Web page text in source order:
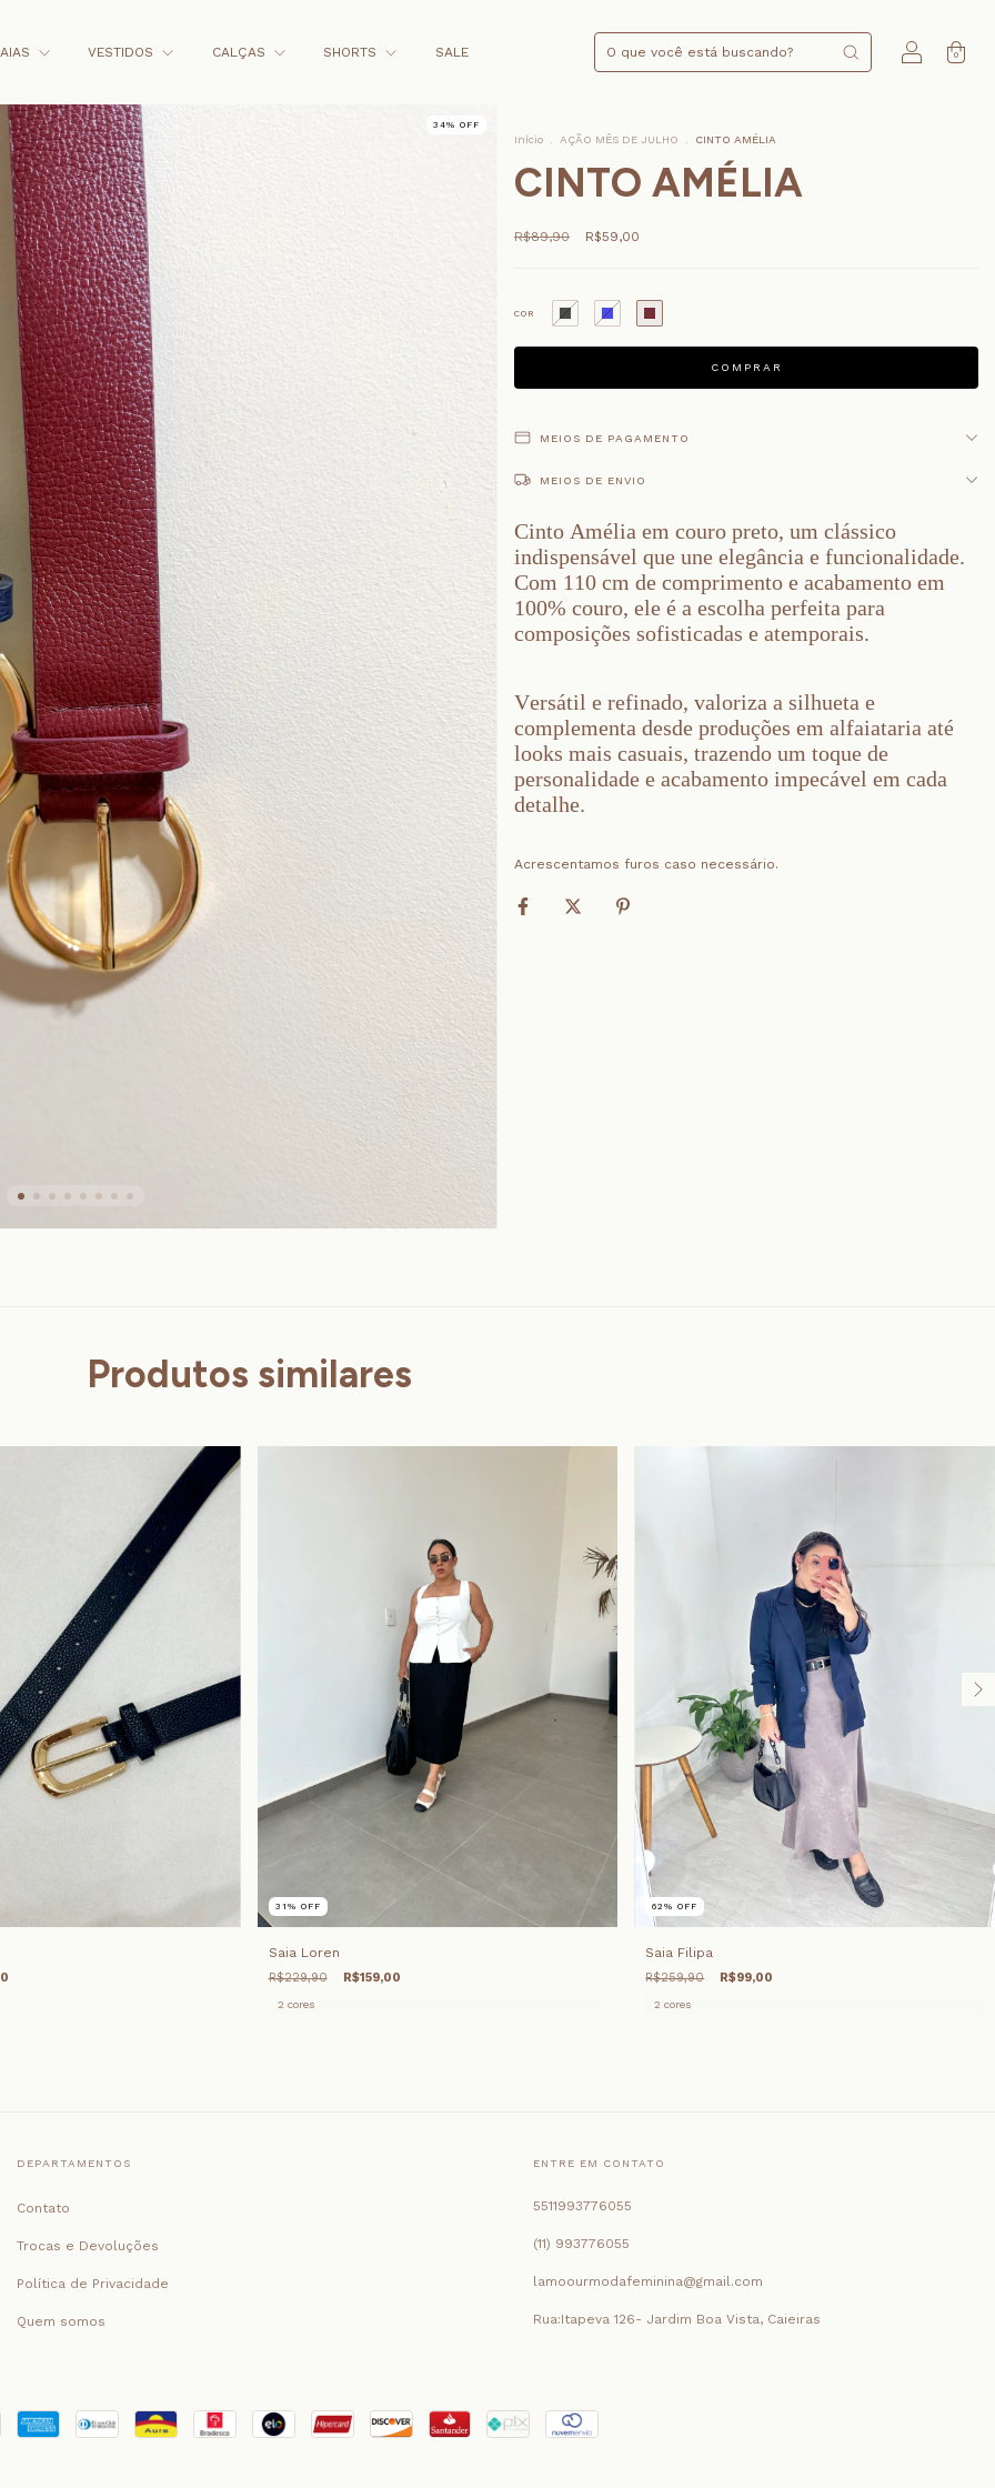
VESTIDOS CALÇAS SHORTS SALE 0
34% OFF
Início AÇÃO MÊS DE JULHO CINTO AMÉLIA
CINTO AMÉLIA
R$89,90 R$59,00
COR
MEIOS DE PAGAMENTO
MEIOS DE ENVIO
Cinto Amélia em couro preto, um clássico
indispensável que une elegância e funcionalidade.
Com 110 cm de comprimento e acabamento em
100% couro, ele é a escolha perfeita para
composições sofisticadas e atemporais.
Versátil e refinado, valoriza a silhueta e
complementa desde produções em alfaiataria até
looks mais casuais, trazendo um toque de
personalidade e acabamento impecável em cada
detalhe.
Acrescentamos furos caso necessário.
Produtos similares
31 % OFF
Saia Loren
R$229,90 R$159,00
2 cores
62%OFF
Saia Filipa
R$259,90 R$99,00
2 cores
DEPARTAMENTOS
Contato
Trocas e Devoluções
Política de Privacidade
Quem somos
ENTRE EM CONTATO
5511993776055
(11) 993776055
lamoourmodafeminina@gmail.com
Rua:Itapeva 126- Jardim Boa Vista, Caieiras